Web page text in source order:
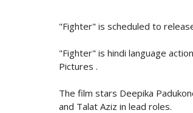
"Fighter" is scheduled to
"Fighter" is hindi language
Pictures .
The film stars Deepika
and Talat Aziz in lead roles.